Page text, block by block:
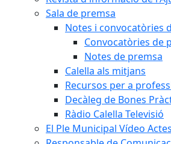
Sala de premsa
Notes i convocatòries
Convocatòries de
Notes de premsa
Calella als mitjans
Recursos per a
Decàleg de Bones
Ràdio Calella Televisió
El Ple Municipal Vídeo Actes